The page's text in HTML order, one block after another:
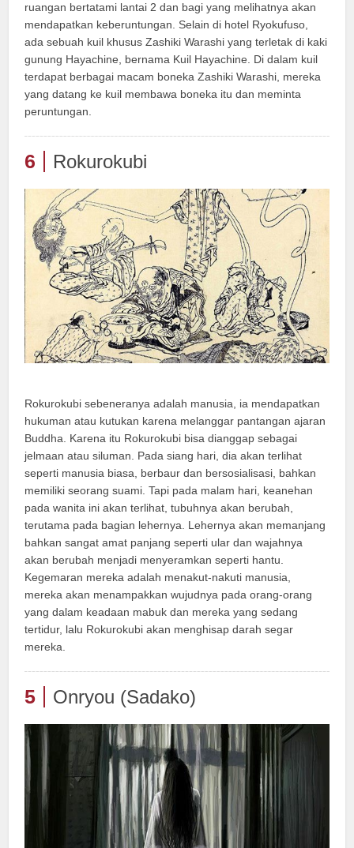
ruangan bertatami lantai 2 dan bagi yang melihatnya akan
mendapatkan keberuntungan. Selain di hotel Ryokufuso,
ada sebuah kuil khusus Zashiki Warashi yang terletak di kaki
gunung Hayachine, bernama Kuil Hayachine. Di dalam kuil
terdapat berbagai macam boneka Zashiki Warashi, mereka
yang datang ke kuil membawa boneka itu dan meminta
peruntungan.
6 Rokurokubi
Rokurokubi sebeneranya adalah manusia, ia mendapatkan
hukuman atau kutukan karena melanggar pantangan ajaran
Buddha. Karena itu Rokurokubi bisa dianggap sebagai
jelmaan atau siluman. Pada siang hari, dia akan terlihat
seperti manusia biasa, berbaur dan bersosialisasi, bahkan
memiliki seorang suami. Tapi pada malam hari, keanehan
pada wanita ini akan terlihat, tubuhnya akan berubah,
terutama pada bagian lehernya. Lehernya akan memanjang
bahkan sangat amat panjang seperti ular dan wajahnya
akan berubah menjadi menyeramkan seperti hantu.
Kegemaran mereka adalah menakut-nakuti manusia,
mereka akan menampakkan wujudnya pada orang-orang
yang dalam keadaan mabuk dan mereka yang sedang
tertidur, lalu Rokurokubi akan menghisap darah segar
mereka.
5 Onryou (Sadako)